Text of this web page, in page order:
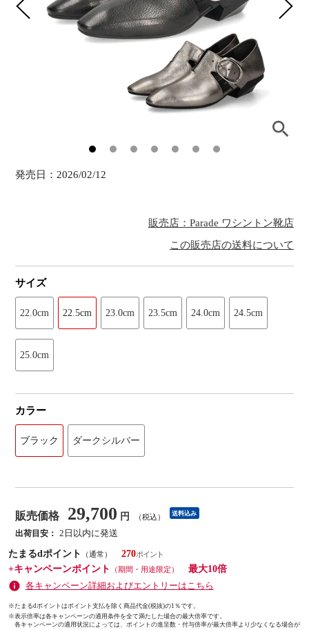
発売日： 2026/02/12
販売店：Parade ワシントン靴店
この販売店の送料について
サイズ
22.0cm 22.5cm 23.0cm 23.5cm 24.0cm 24.5cm
25.0cm
カラー
ブラック ダークシルバー
販売価格 29,700 円 （税込） 送料込み
出荷目安： 2日以内に発送
たまるdポイント
（通常）
270
+キャンペーンポイント
（期間・用途限定）
最大10倍
各キャンペーン詳細およびエントリーはこちら
※たまるdポイントはポイント支払を除く商品代金(税抜)の1％です。
※表示倍率は各キャンペーンの適用条件を全て満たした場合の最大倍率です。
各キャンペーンの適用状況によっては、ポイントの進呈数・付与倍率が最大倍率より少なくなる場合が